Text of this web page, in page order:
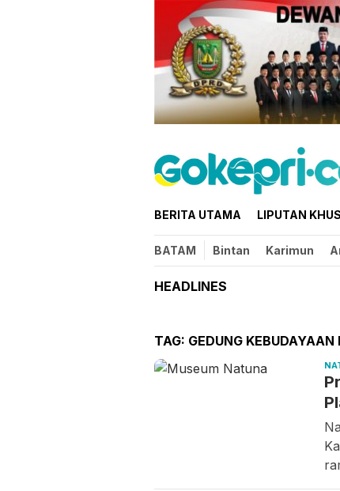
BERITA UTAMA LIPUTAN
BATAM Bintan Karimun
HEADLINES
TAG: GEDUNG